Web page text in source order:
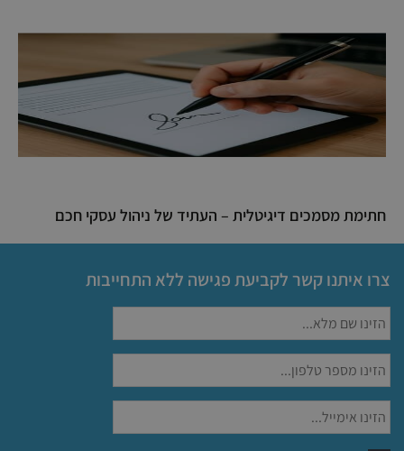
חתימת מסמכים דיגיטלית – העתיד של ניהול עסקי חכם
צרו איתנו קשר לקביעת פגישה ללא התחייבות